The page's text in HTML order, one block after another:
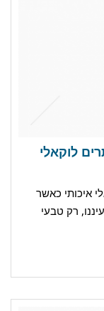
לוקאלי
איכותי כאשר
רק טבעי